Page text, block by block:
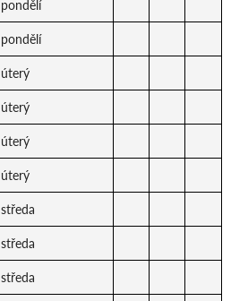
pondělí
pondělí
úterý
úterý
úterý
úterý
středa
středa
středa